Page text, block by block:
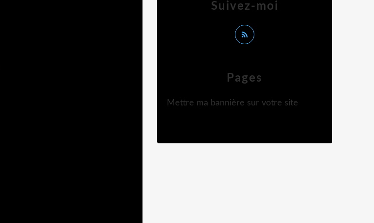
Pages
Mettre ma bannière sur votre site
Suivez-moi